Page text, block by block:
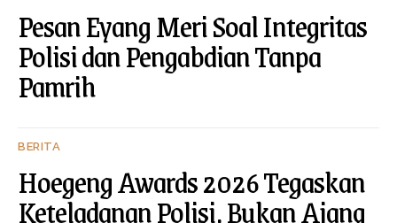
Pesan Eyang Meri Soal Integritas
Polisi dan Pengabdian Tanpa
Pamrih
BERITA
Hoegeng Awards 2026 Tegaskan
Keteladanan Polisi, Bukan Ajang